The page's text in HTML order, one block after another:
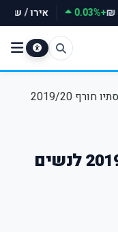
+0.03% אירו / שקל
קולקציית סתיו חורף 2019/20
קולקציית סתיו חורף 2019/20 לנשים